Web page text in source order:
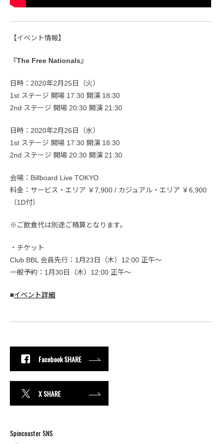
【イベント情報】
『The Free Nationals』
日時：2020年2月25日（火）
1st ステージ 開場 17:30 開演 18:30
2nd ステージ 開場 20:30 開演 21:30
日時：2020年2月26日（水）
1st ステージ 開場 17:30 開演 18:30
2nd ステージ 開場 20:30 開演 21:30
会場：Billboard Live TOKYO
料金：サービス・エリア ￥7,900 / カジュアル・エリア ￥6,900
（1D付）
※ご飲食代は別途ご精算となります。
・チケット
Club BBL 会員先行：1月23日（木）12:00 正午〜
一般予約：1月30日（木）12:00 正午〜
■イベント詳細
Facebook SHARE
X SHARE
Spincoaster SNS